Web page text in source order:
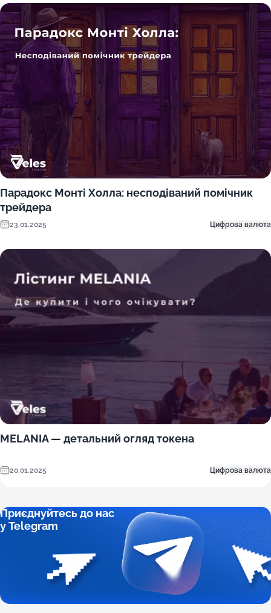
Парадокс Монті Холла: несподіваний помічник
трейдера
23.01.2025 Цифрова валюта
MELANIA — детальний огляд токена
20.01.2025 Цифрова валюта
Приєднуйтесь до нас
у Telegram